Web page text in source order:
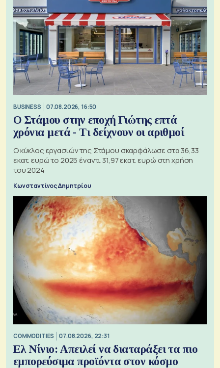
BUSINESS 07.08.2026, 16:50
Ο Στάμου στην εποχή Γιώτης επτά
χρόνια μετά - Τι δείχνουν οι αριθμοί
Ο κύκλος εργασιών της Στάμου σκαρφάλωσε στα 36,33
εκατ. ευρώ το 2025 έναντι 31,97 εκατ. ευρώ στη χρήση
του 2024
Κωνσταντίνος Δημητρίου
COMMODITIES 07.08.2026, 22:31
Ελ Νίνιο: Απειλεί να διαταράξει τα πιο
εμπορεύσιμα προϊόντα στον κόσμο